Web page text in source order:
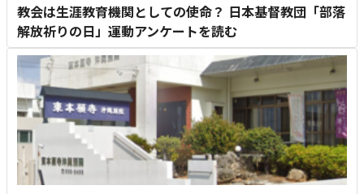
教会は生涯教育機関としての使命？ 日本基督教団「部落
解放祈りの日」運動アンケートを読む